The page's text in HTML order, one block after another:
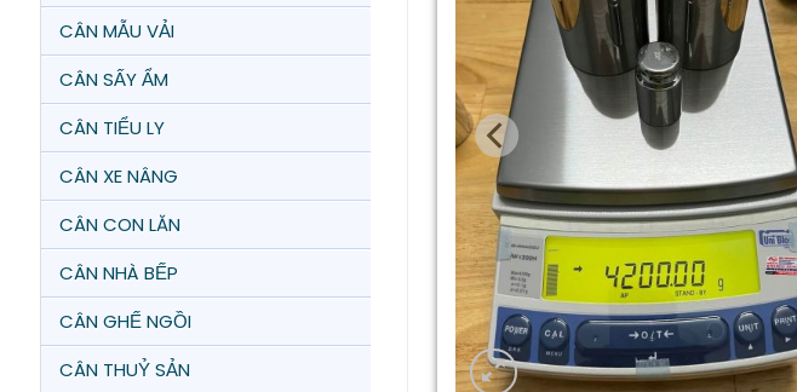
CÂN MẪU VẢI
CÂN SẤY ẨM
CÂN TIỂU LY
CÂN XE NÂNG
CÂN CON LĂN
CÂN NHÀ BẾP
CÂN GHẾ NGỒI
CÂN THUỶ SẢN